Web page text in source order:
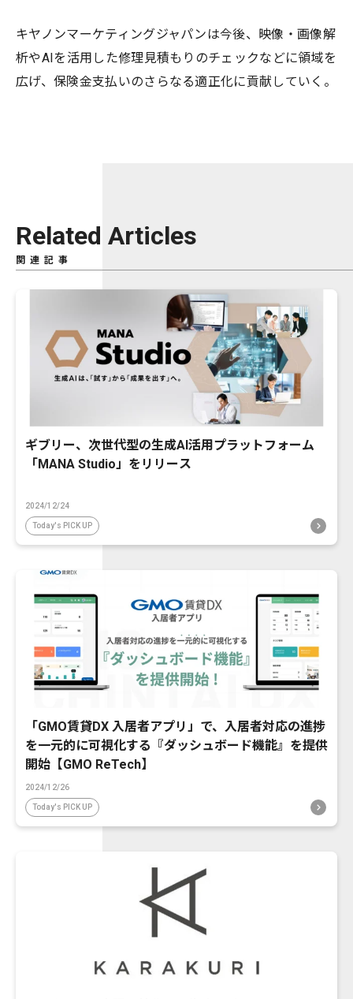
キヤノンマーケティングジャパンは今後、映像・画像解
析やAIを活用した修理見積もりのチェックなどに領域を
広げ、保険金支払いのさらなる適正化に貢献していく。
Related Articles
関連記事
ギブリー、次世代型の生成AI活用プラットフォーム
「MANA Studio」をリリース
2024/12/24
Today's PICK UP
「GMO賃貸DX 入居者アプリ」で、入居者対応の進捗
を一元的に可視化する『ダッシュボード機能』を提供
開始【GMO ReTech】
2024/12/26
Today's PICK UP